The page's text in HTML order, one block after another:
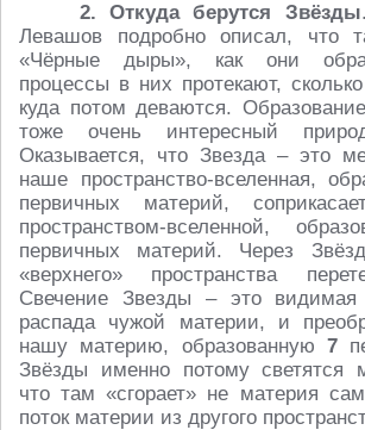
2. Откуда берутся Звёзды
Левашов подробно описал, что
«Чёрные дыры», как они
процессы в них протекают,
куда потом деваются. Образование
тоже очень интересный
Оказывается, что Звезда – это
наше пространство-вселенная,
первичных материй,
пространством-вселенной,
первичных материй. Через
«верхнего» пространства
Свечение Звезды – это видимая
распада чужой материи, и
нашу материю, образованную 7
Звёзды именно потому светятся
что там «сгорает» не материя
поток материи из другого